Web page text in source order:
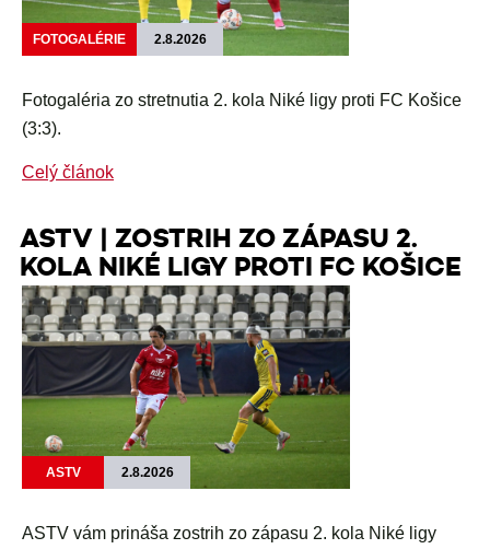
FOTOGALÉRIE 2.8.2026
Fotogaléria zo stretnutia 2. kola Niké ligy proti FC Košice
(3:3).
Celý článok
ASTV | ZOSTRIH ZO ZÁPASU 2.
KOLA NIKÉ LIGY PROTI FC KOŠICE
ASTV 2.8.2026
ASTV vám prináša zostrih zo zápasu 2. kola Niké ligy